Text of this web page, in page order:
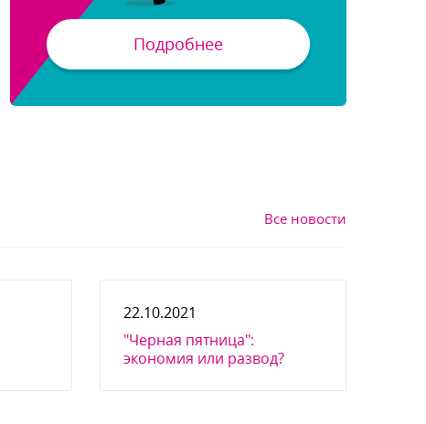
Подробнее
се новости
22.10.2021
"Черная пятница":
экономия или развод?